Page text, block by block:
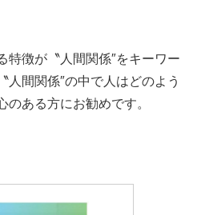
特徴が〝人間関係″をキーワー
人間関係″の中で人はどのよう
のある方にお勧めです。